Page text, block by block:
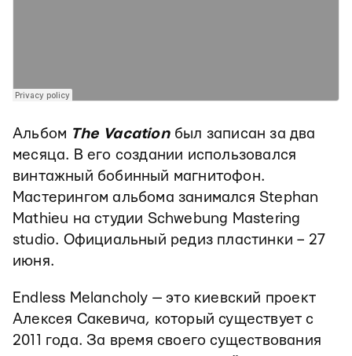
Альбом The Vacation был записан за два
месяца. В его создании использовался
винтажный бобинный магнитофон.
Мастерингом альбома занимался Stephan
Mathieu на студии Schwebung Mastering
studio. Официальный редиз пластинки – 27
июня.
Endless Melancholy — это киевский проект
Алексея Сакевича, который существует с
2011 года. За время своего существования